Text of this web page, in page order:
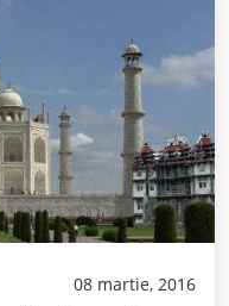
08 martie, 2016